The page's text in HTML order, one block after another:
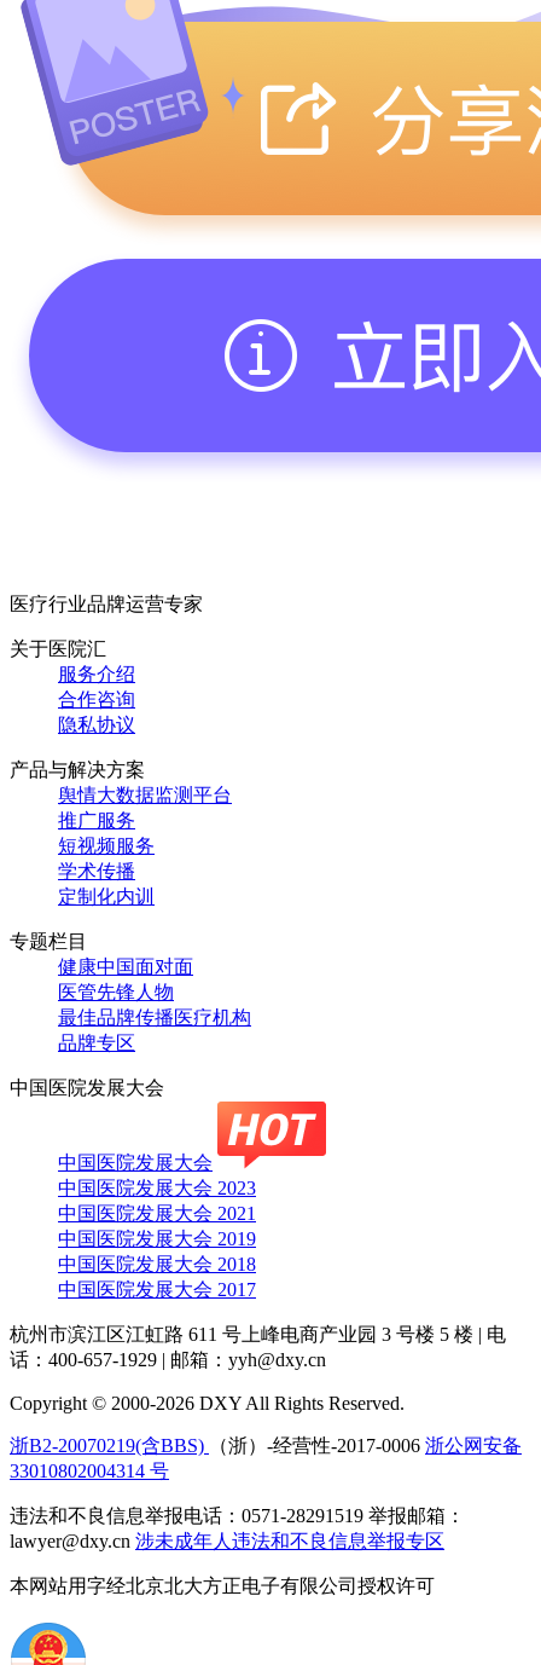
医疗行业品牌运营专家
关于医院汇
服务介绍
合作咨询
隐私协议
产品与解决方案
舆情大数据监测平台
推广服务
短视频服务
学术传播
定制化内训
专题栏目
健康中国面对面
医管先锋人物
最佳品牌传播医疗机构
品牌专区
中国医院发展大会
中国医院发展大会
中国医院发展大会 2023
中国医院发展大会 2021
中国医院发展大会 2019
中国医院发展大会 2018
中国医院发展大会 2017
杭州市滨江区江虹路 611 号上峰电商产业园 3 号楼 5 楼 | 电
话：400-657-1929 | 邮箱：yyh@dxy.cn
Copyright © 2000-2026 DXY All Rights Reserved.
浙B2-20070219(含BBS) （浙）-经营性-2017-0006 浙公网安备
33010802004314 号
违法和不良信息举报电话：0571-28291519 举报邮箱：
lawyer@dxy.cn 涉未成年人违法和不良信息举报专区
本网站用字经北京北大方正电子有限公司授权许可